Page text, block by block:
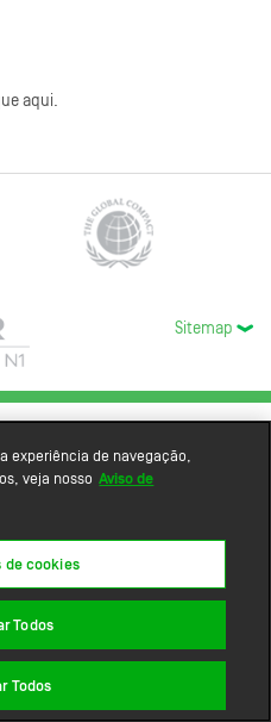
aqui.
Sitemap
experiência de navegação,
veja nosso Aviso de
de cookies
Todos
Todos